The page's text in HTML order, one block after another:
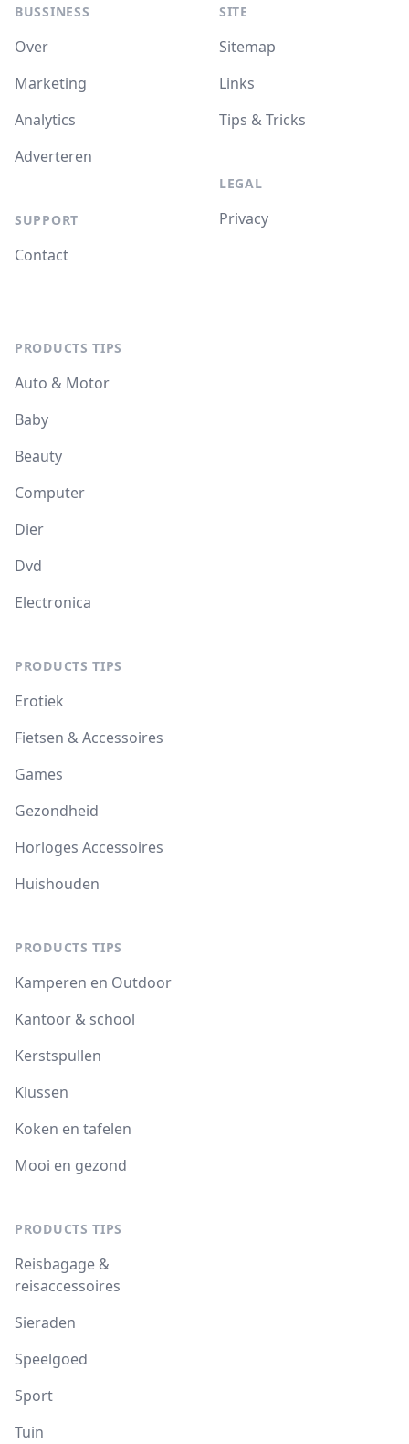
BUSSINESS
Over
Marketing
Analytics
Adverteren
SUPPORT
Contact
SITE
Sitemap
Links
Tips & Tricks
LEGAL
Privacy
PRODUCTS TIPS
Auto & Motor
Baby
Beauty
Computer
Dier
Dvd
Electronica
PRODUCTS TIPS
Erotiek
Fietsen & Accessoires
Games
Gezondheid
Horloges Accessoires
Huishouden
PRODUCTS TIPS
Kamperen en Outdoor
Kantoor & school
Kerstspullen
Klussen
Koken en tafelen
Mooi en gezond
PRODUCTS TIPS
Reisbagage &
reisaccessoires
Sieraden
Speelgoed
Sport
Tuin